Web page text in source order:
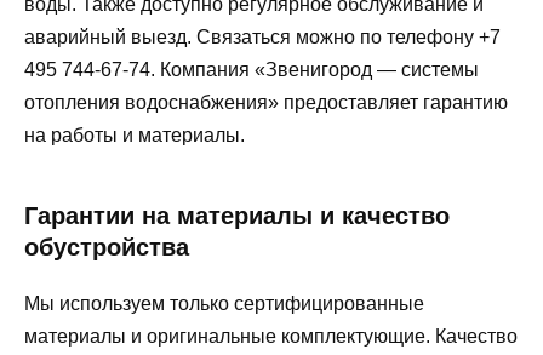
аварийный выезд. Связаться можно по телефону +7
495 744-67-74. Компания «Звенигород — системы
отопления водоснабжения» предоставляет гарантию
на работы и материалы.
Гарантии на материалы и качество
обустройства
Мы используем только сертифицированные
материалы и оригинальные комплектующие. Качество